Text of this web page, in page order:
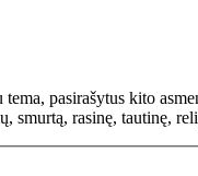
pasirašytus kito
smurtą, rasinę, tautinę,